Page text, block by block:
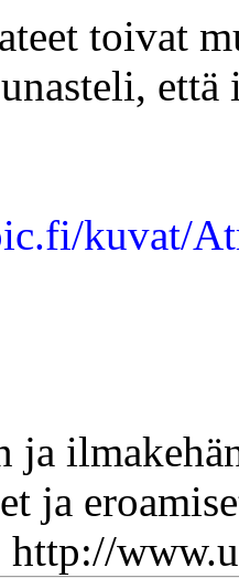
toivat
että
kuvat/
ja
ja